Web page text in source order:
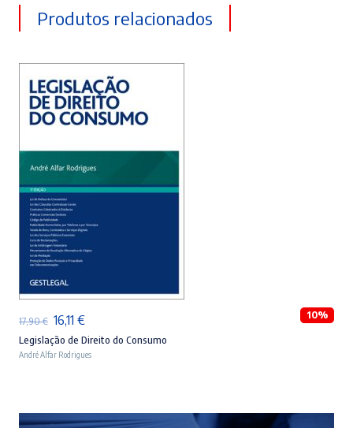
Produtos relacionados
17,90€ O
preço
original
16,11 €O
preço
atual
10%
Legislação de Direito do Consumo
André Alfar Rodrigues